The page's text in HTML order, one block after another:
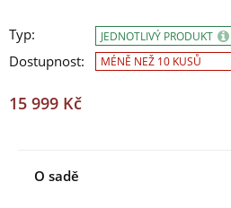
Typ:
Dostupnost:
JEDNOTLIVÝ PRODUKT
MÉNĚ NEŽ 10 KUSŮ
15 999 Kč
O sadě